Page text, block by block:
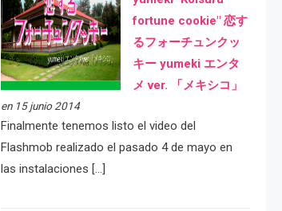
fortune cookie" 恋す
るフォーチュンクッ
キー yumeki エンタ
メ ver. 「メキシコ」
en 15 junio 2014
Finalmente tenemos listo el video del
Flashmob realizado el pasado 4 de mayo en
las instalaciones […]